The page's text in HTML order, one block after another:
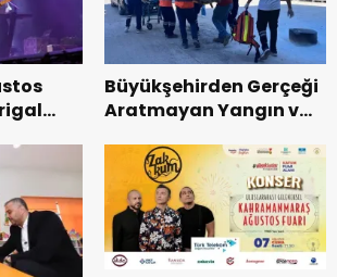
Büyükşehirden Gerçeği
Aratmayan Yangın ve